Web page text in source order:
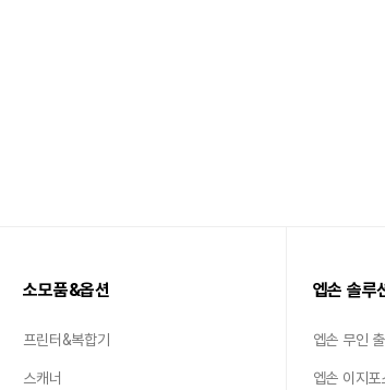
소모품&옵션
프린터&복합기
스캐너
엡손 솔루
엡손 무인
엡손 이지포